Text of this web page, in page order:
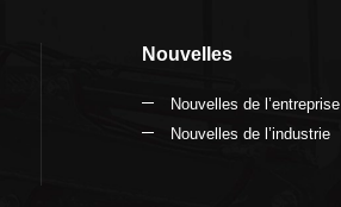
Nouvelles
Nouvelles de l’entreprise
Nouvelles de l’industrie